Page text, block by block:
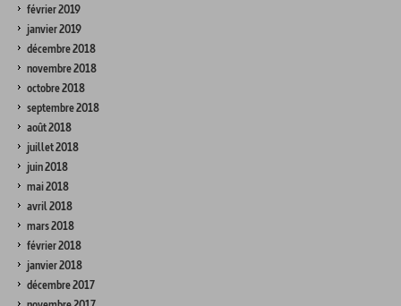
février 2019
janvier 2019
décembre 2018
novembre 2018
octobre 2018
septembre 2018
août 2018
juillet 2018
juin 2018
mai 2018
avril 2018
mars 2018
février 2018
janvier 2018
décembre 2017